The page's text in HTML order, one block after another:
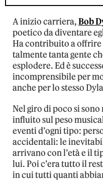
A inizio carriera,Bob
poetico da diventare
Ha contribuito a offrire
talmente tanta gente
esplodere. Ed è
incomprensibile per
anche per lo stesso
Nel giro di poco si
influito sul peso
eventi d’ogni tipo:
accidentali: le
arrivano con l’età e il
lui. Poi c’era tutto il
in cui tutti quanti